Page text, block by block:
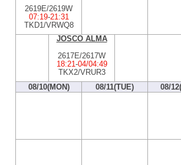
2619E/2619W
07:19-21:31
TKD1/VRWQ8
JOSCO ALMA
2617E/2617W
18:21 -04/04:49
TKX2/VRUR3
08/10(MON)
08/11(TUE) 08/